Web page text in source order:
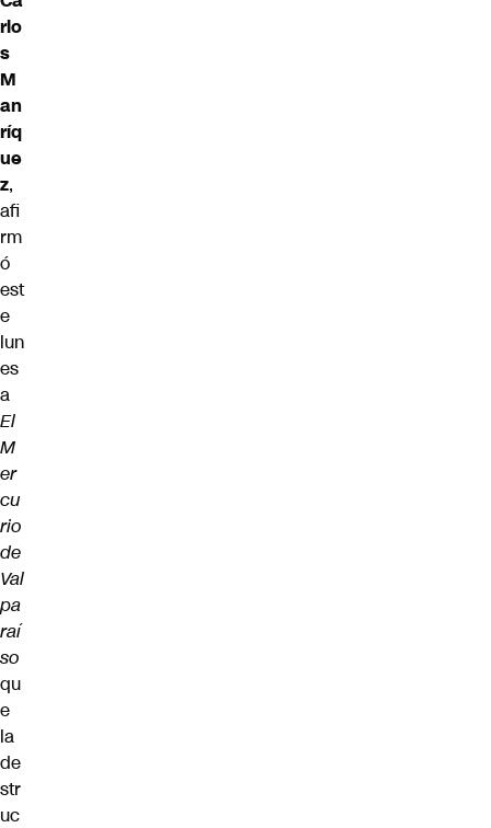
rlo
s
M
an
ríq
ue
z,
afi
rm
ó
est
e
lun
es
a
El
M
er
cu
rio
de
Val
pa
raí
so
qu
e
la
de
str
uc